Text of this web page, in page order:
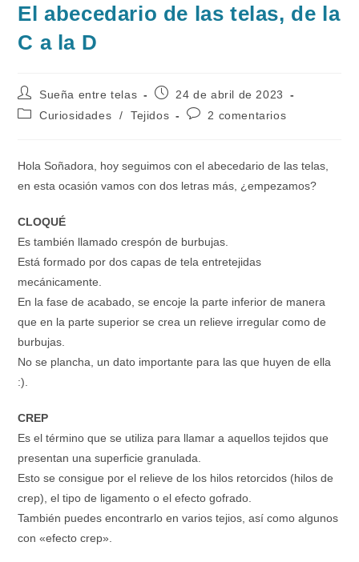
El abecedario de las telas, de la
C a la D
Autor
de
la
Sueña entre telas
Publicación
la
24 de abril de 2023
Categoría
Curiosidades / Tejidos
Comentarios
2 comentarios
Hola Soñadora, hoy seguimos con el abecedario de las telas,
en esta ocasión vamos con dos letras más, ¿empezamos?
CLOQUÉ
Es también llamado crespón de burbujas.
Está formado por dos capas de tela entretejidas
mecánicamente.
En la fase de acabado, se encoje la parte inferior de manera
que en la parte superior se crea un relieve irregular como de
burbujas.
No se plancha, un dato importante para las que huyen de ella
:).
CREP
Es el término que se utiliza para llamar a aquellos tejidos que
presentan una superficie granulada.
Esto se consigue por el relieve de los hilos retorcidos (hilos de
crep), el tipo de ligamento o el efecto gofrado.
También puedes encontrarlo en varios tejios, así como algunos
con «efecto crep».